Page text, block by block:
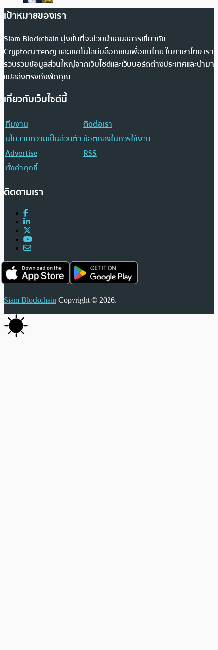
เป้าหมายของเรา
Siam Blockchain มุ่งมั่นที่จะช่วยนำเสนอสารเกี่ยวกับ
Cryptocurrency และเทคโนโลยีบล็อกเชนเพื่อคนไทย ในภาษาไทย เรา
รวบรวมข้อมูลส่วนใหญ่จากเว็บไซต์และเว็บบอร์ดต่างประเทศและนำมา
แปลส่งตรงถึงฟีดคุณ
เกี่ยวกับเว็บไซต์นี้
ทีมงาน
ติดต่อเรา
นโยบายความเป็นส่วนตัวข้อตกลงในการใช้งาน
Advertise
RSS
ตั้งค่าคุกกี้
ติดตามเรา
Siam Blockchain Copyright © 2026.